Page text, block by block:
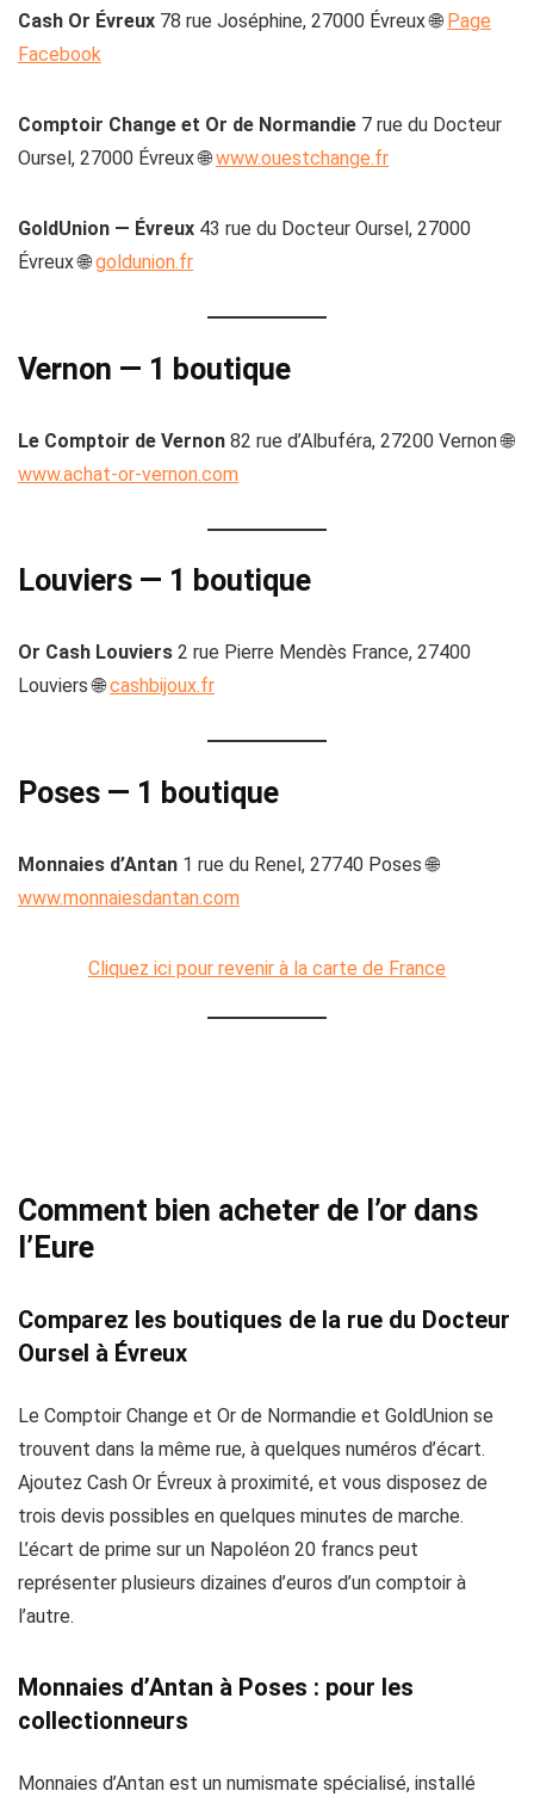
Cash Or Évreux 78 rue Joséphine, 27000 Évreux 🌐 Page
Facebook
Comptoir Change et Or de Normandie 7 rue du Docteur
Oursel, 27000 Évreux 🌐www.ouestchange.fr
GoldUnion — Évreux 43 rue du Docteur Oursel, 27000
Évreux 🌐goldunion.fr
Vernon — 1 boutique
Le Comptoir de Vernon 82 rue d’Albuféra, 27200 Vernon 🌐
www.achat-or-vernon.com
Louviers — 1 boutique
Or Cash Louviers 2 rue Pierre Mendès France, 27400
Louviers 🌐cashbijoux.fr
Poses — 1 boutique
Monnaies d’Antan 1 rue du Renel, 27740 Poses 🌐
www.monnaiesdantan.com
Cliquez ici pour revenir à la carte de France
Comment bien acheter de l’or dans
l’Eure
Comparez les boutiques de la rue du Docteur
Oursel à Évreux
Le Comptoir Change et Or de Normandie et GoldUnion se
trouvent dans la même rue, à quelques numéros d’écart.
Ajoutez Cash Or Évreux à proximité, et vous disposez de
trois devis possibles en quelques minutes de marche.
L’écart de prime sur un Napoléon 20 francs peut
représenter plusieurs dizaines d’euros d’un comptoir à
l’autre.
Monnaies d’Antan à Poses : pour les
collectionneurs
Monnaies d’Antan est un numismate spécialisé, installé